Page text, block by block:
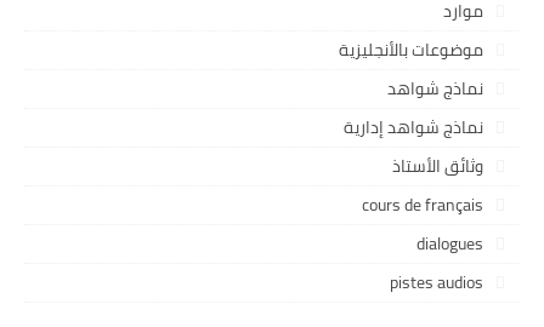
موارد
موضوعات بالأنجليزية
نماذج شواهد
نماذج شواهد إدارية
وثائق الأستاذ
cours de français
dialogues
pistes audios